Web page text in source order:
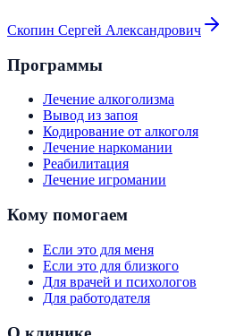
Скопин Сергей Александрович
Программы
Лечение алкоголизма
Вывод из запоя
Кодирование от алкоголя
Лечение наркомании
Реабилитация
Лечение игромании
Кому помогаем
Если это для меня
Если это для близкого
Для врачей и психологов
Для работодателя